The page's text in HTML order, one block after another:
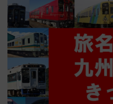
にオーダーメイド型の宿泊プラ
ンが誕生！